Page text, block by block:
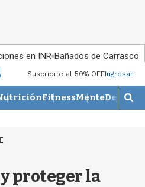
en INR Bañados de Carrasco
Suscribite al 50% OFFIngresar
FitnessMente
M
o
proteger la